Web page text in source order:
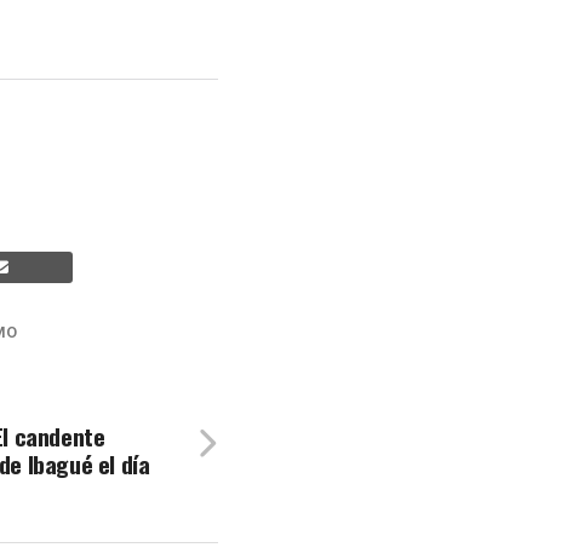
candente
Ibagué el día